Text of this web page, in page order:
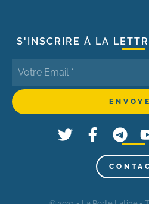
S'INSCRIRE À LA